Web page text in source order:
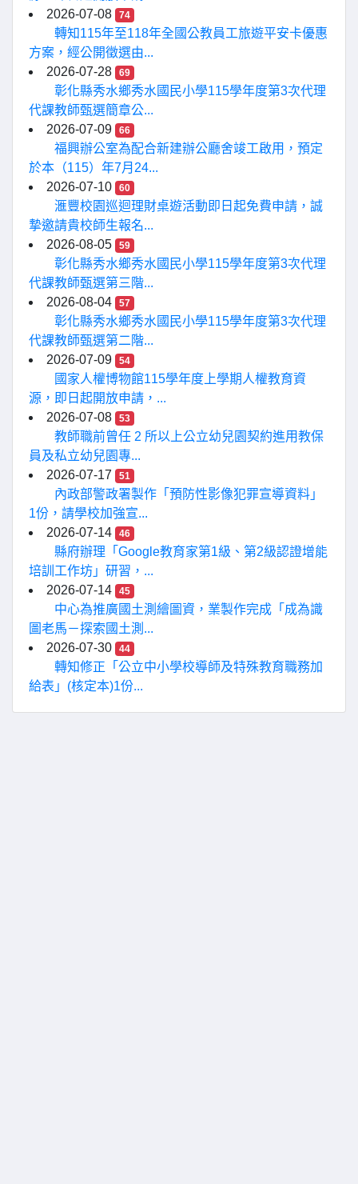
2026-07-08
74
轉知115年至118年全國公教員工旅遊平安卡優惠
方案，經公開徵選由...
2026-07-28
69
彰化縣秀水鄉秀水國民小學115學年度第3次代理
代課教師甄選簡章公...
2026-07-09
66
福興辦公室為配合新建辦公廳舍竣工啟用，預定
於本（115）年7月24...
2026-07-10
60
滙豐校園巡迴理財桌遊活動即日起免費申請，誠
摯邀請貴校師生報名...
2026-08-05
59
彰化縣秀水鄉秀水國民小學115學年度第3次代理
代課教師甄選第三階...
2026-08-04
57
彰化縣秀水鄉秀水國民小學115學年度第3次代理
代課教師甄選第二階...
2026-07-09
54
國家人權博物館115學年度上學期人權教育資
源，即日起開放申請，...
2026-07-08
53
教師職前曾任 2 所以上公立幼兒園契約進用教保
員及私立幼兒園專...
2026-07-17
51
內政部警政署製作「預防性影像犯罪宣導資料」
1份，請學校加強宣...
2026-07-14
46
縣府辦理「Google教育家第1級、第2級認證增能
培訓工作坊」研習，...
2026-07-14
45
中心為推廣國土測繪圖資，業製作完成「成為識
圖老馬－探索國土測...
2026-07-30
44
轉知修正「公立中小學校導師及特殊教育職務加
給表」(核定本)1份...